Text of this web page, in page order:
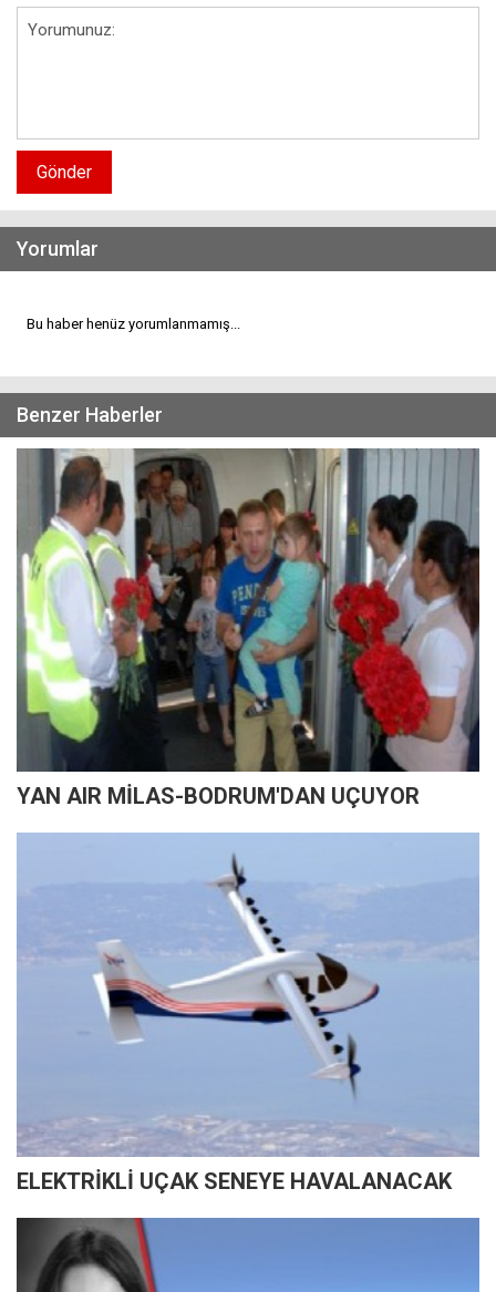
Gönder
Yorumlar
Bu haber henüz yorumlanmamış...
Benzer Haberler
YAN AIR MİLAS-BODRUM'DAN UÇUYOR
ELEKTRİKLİ UÇAK SENEYE HAVALANACAK